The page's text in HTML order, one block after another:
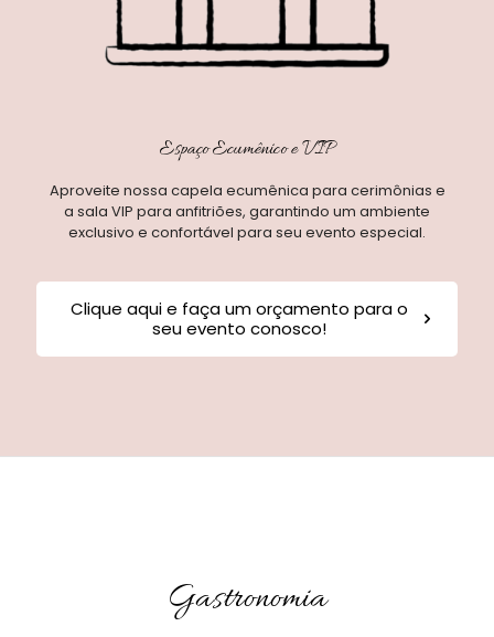
Espaço Ecumênico e VIP
Aproveite nossa capela ecumênica para cerimônias e
a sala VIP para anfitriões, garantindo um ambiente
exclusivo e confortável para seu evento especial.
Clique aqui e faça um orçamento para o
seu evento conosco!
Gastronomia